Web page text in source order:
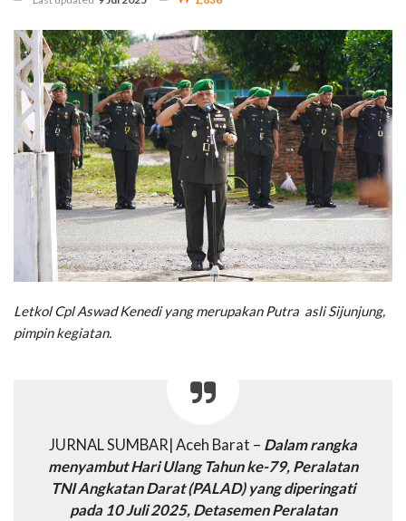
Letkol Cpl Aswad Kenedi yang merupakan Putra asli Sijunjung,
pimpin kegiatan.
JURNAL SUMBAR| Aceh Barat – Dalam rangka
menyambut Hari Ulang Tahun ke-79, Peralatan
TNI Angkatan Darat (PALAD) yang diperingati
pada 10 Juli 2025, Detasemen Peralatan